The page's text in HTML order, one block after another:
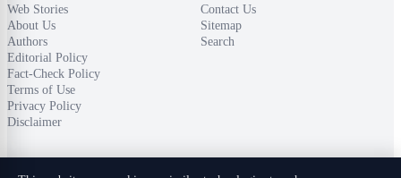
Web Stories
About Us
Authors
Editorial Policy
Fact-Check Policy
Terms of Use
Privacy Policy
Disclaimer
Contact Us
Sitemap
Search